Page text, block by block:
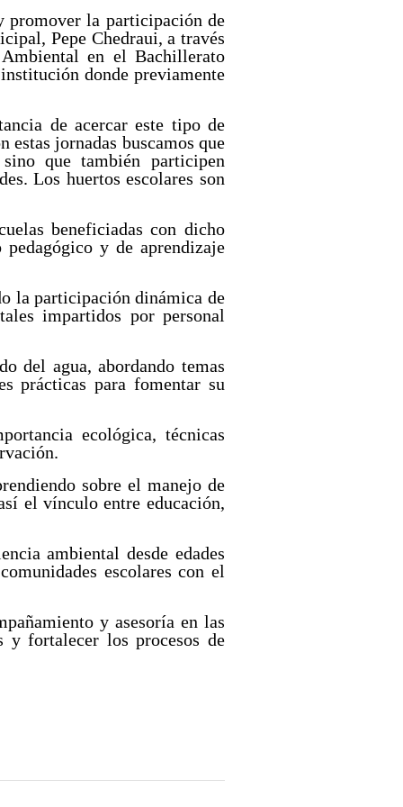
promover la participación de
Pepe Chedraui, a través
en el Bachillerato
donde previamente
de acercar este tipo de
estas jornadas buscamos que
que también participen
Los huertos escolares son
beneficiadas con dicho
y de aprendizaje
la participación dinámica de
impartidos por personal
del agua, abordando temas
prácticas para fomentar su
ecológica, técnicas
sobre el manejo de
el vínculo entre educación,
ambiental desde edades
escolares con el
y asesoría en las
y fortalecer los procesos de